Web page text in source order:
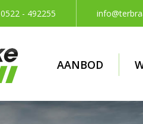
0522 - 492255
AANBOD